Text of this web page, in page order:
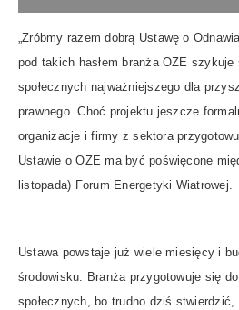
„Zróbmy razem dobrą Ustawę o
pod takich hasłem branża OZE
społecznych najważniejszego dla
prawnego. Choć projektu jeszcze
organizacje i firmy z sektora
Ustawie o OZE ma być poświęcone
listopada) Forum Energetyki Wiatrowej.
Ustawa powstaje już wiele miesięcy i
środowisku. Branża przygotowuje się
społecznych, bo trudno dziś